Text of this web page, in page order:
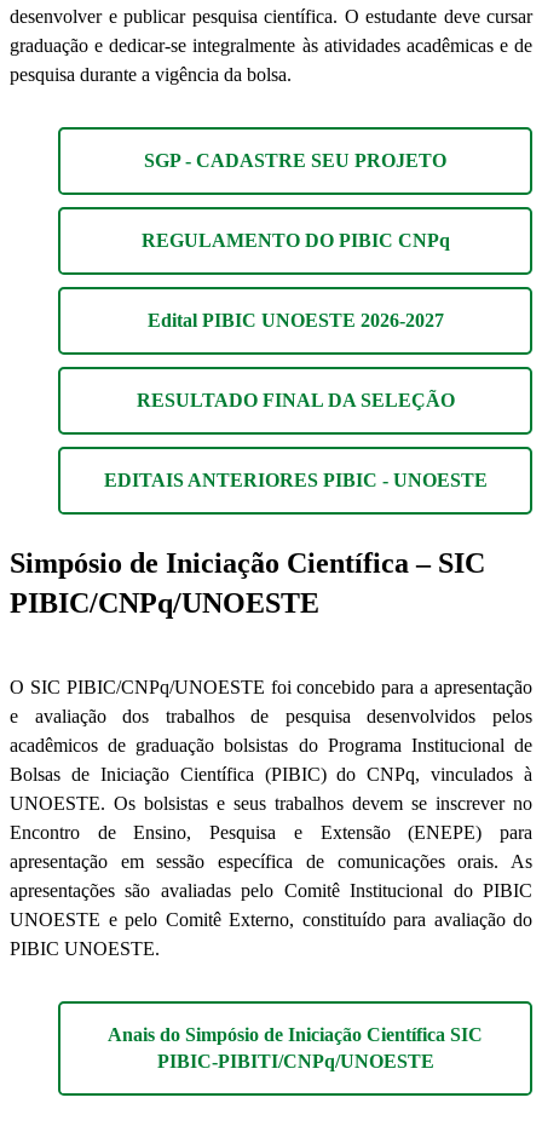
desenvolver e publicar pesquisa científica. O estudante deve cursar
graduação e dedicar-se integralmente às atividades acadêmicas e de
pesquisa durante a vigência da bolsa.
SGP - CADASTRE SEU PROJETO
REGULAMENTO DO PIBIC CNPq
Edital PIBIC UNOESTE 2026-2027
RESULTADO FINAL DA SELEÇÃO
EDITAIS ANTERIORES PIBIC - UNOESTE
Simpósio de Iniciação Científica – SIC
PIBIC/CNPq/UNOESTE
O SIC PIBIC/CNPq/UNOESTE foi concebido para a apresentação
e avaliação dos trabalhos de pesquisa desenvolvidos pelos
acadêmicos de graduação bolsistas do Programa Institucional de
Bolsas de Iniciação Científica (PIBIC) do CNPq, vinculados à
UNOESTE. Os bolsistas e seus trabalhos devem se inscrever no
Encontro de Ensino, Pesquisa e Extensão (ENEPE) para
apresentação em sessão específica de comunicações orais. As
apresentações são avaliadas pelo Comitê Institucional do PIBIC
UNOESTE e pelo Comitê Externo, constituído para avaliação do
PIBIC UNOESTE.
Anais do Simpósio de Iniciação Científica SIC
PIBIC-PIBITI/CNPq/UNOESTE